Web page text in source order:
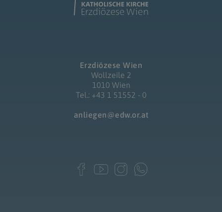
Erzdiözese Wien
Wollzeile 2
1010 Wien
Tel.: +43 1 51552 - 0
anliegen@edw.or.at